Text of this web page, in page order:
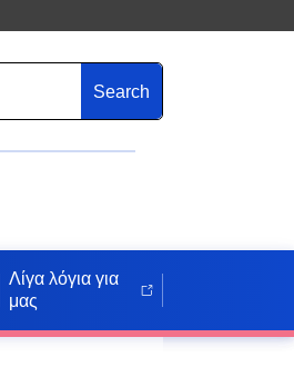
Search
Λίγα λόγια για
μας